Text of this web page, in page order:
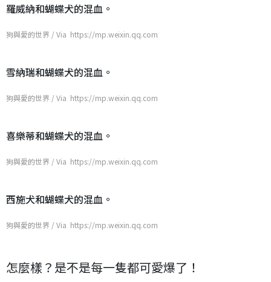
羅威納和蝴蝶犬的混血。
狗與愛的世界 / Via https://mp.weixin.qq.com
雪納瑞和蝴蝶犬的混血。
狗與愛的世界 / Via https://mp.weixin.qq.com
喜樂蒂和蝴蝶犬的混血。
狗與愛的世界 / Via https://mp.weixin.qq.com
西施犬和蝴蝶犬的混血。
狗與愛的世界 / Via https://mp.weixin.qq.com
怎麼樣？是不是每一隻都可愛爆了！